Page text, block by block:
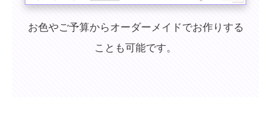
お色やご予算からオーダーメイドでお作りする
ことも可能です。